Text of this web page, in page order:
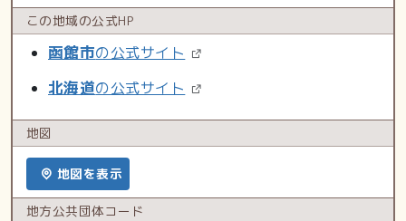
この地域の公式HP
函館市の公式サイト
北海道の公式サイト
地図
地図を表示
地方公共団体コード